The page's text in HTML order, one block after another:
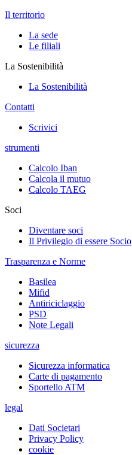
Il territorio
La sede
Le filiali
La Sostenibilità
La Sostenibilità
Contatti
Scrivici
strumenti
Calcolo Iban
Calcola il mutuo
Calcolo TAEG
Soci
Diventare soci
Il Privilegio di essere Socio
Trasparenza e Norme
Basilea
Mifid
Antiriciclaggio
PSD
Note Legali
sicurezza
Sicurezza informatica
Carte di pagamento
Sportello ATM
legal
Dati Societari
Privacy Policy
cookie